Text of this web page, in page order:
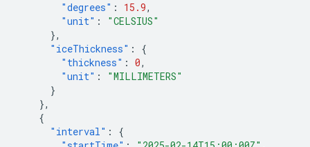
"degrees" : 15.9,
"unit" :
"CELSIUS"
},
"iceThickness" :
{
"thickness" : 0,
"unit" :
"MILLIMETERS"
}
},
{
"interval" :
{